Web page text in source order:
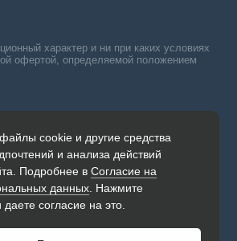
cookie и другие средства
и анализа действий
Подробнее в Согласие на
данных . Нажмите
согласие на это.
характер и ни при каких условиях
офертой, определяемой положением